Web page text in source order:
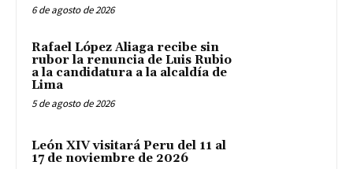
6 de agosto de 2026
Rafael López Aliaga recibe sin
rubor la renuncia de Luis Rubio
a la candidatura a la alcaldía de
Lima
5 de agosto de 2026
León XIV visitará Peru del 11 al
17 de noviembre de 2026